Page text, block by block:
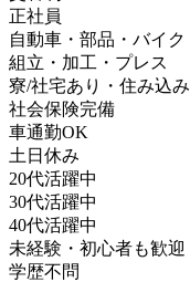
正社員
自動車・部品・バイク
組立・加工・プレス
寮/社宅あり・住み込み
社会保険完備
車通勤OK
土日休み
20代活躍中
30代活躍中
40代活躍中
未経験・初心者も歓迎
学歴不問